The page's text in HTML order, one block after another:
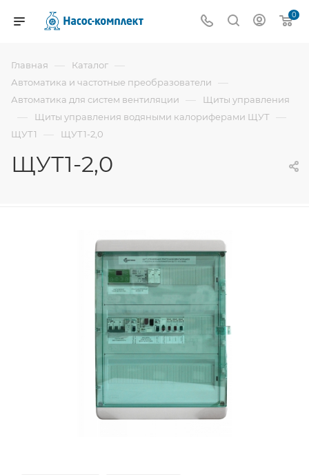
0
Главная — Каталог —
Автоматика и частотные преобразователи —
Автоматика для систем вентиляции — Щиты управления
— Щиты управления водяными калориферами ЩУТ —
ЩУТ1 — ЩУТ1-2,0
ЩУТ1-2,0